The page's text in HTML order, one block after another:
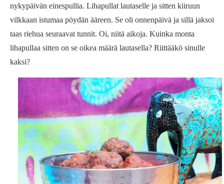
nykypäivän einespullia. Lihapullat lautaselle ja sitten kiiruun
vilkkaan istumaa pöydän ääreen. Se oli onnenpäivä ja sillä jaksoi
taas riehua seuraavat tunnit. Oi, niitä aikoja. Kuinka monta
lihapullaa sitten on se oikea määrä lautasella? Riittääkö sinulle
kaksi?